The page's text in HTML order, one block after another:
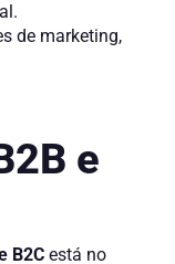
de marketing,
e
B2C está no